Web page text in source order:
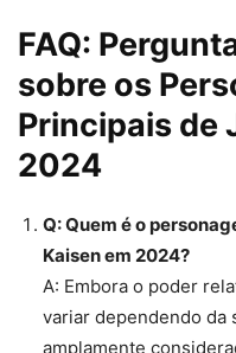
FAQ:
sobre os
Principais de
2024
Q: Quem é o
Kaisen em 2024?
A: Embora o poder
variar dependendo da
amplamente